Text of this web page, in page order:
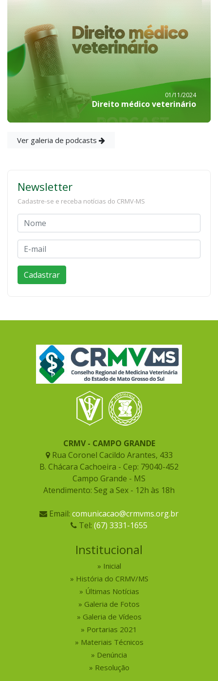
01/11/2024
Direito médico veterinário
Ver galeria de podcasts
Newsletter
Cadastre-se e receba notícias do CRMV-MS
CRMV - CAMPO GRANDE
Rua Coronel Cacildo Arantes, 433
B. Chácara Cachoeira - Cep: 79040-452
Campo Grande - MS
Atendimento: Seg a Sex - 12h às 18h
Email: comunicacao@crmvms.org.br
Tel: (67) 3331-1655
Institucional
Inicial
História do CRMV/MS
Últimas Notícias
Galeria de Fotos
Galeria de Vídeos
Portarias 2021
Materiais Técnicos
Denúncia
Resolução